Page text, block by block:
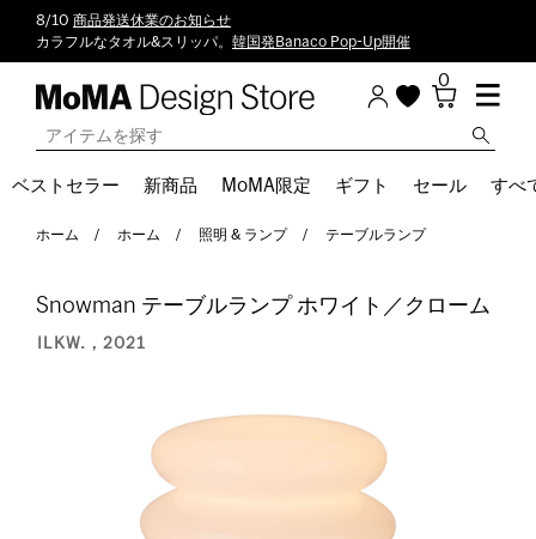
8/10 商品発送休業のお知らせ
カラフルなタオル&スリッパ。 韓国発Banaco Pop-Up開催
0
ベストセラー 新商品 MoMA限定 ギフト セール すべ
ホーム ホーム 照明 & ランプ テーブルランプ
Snowman テーブルランプ ホワイト／クローム
ILKW.，2021